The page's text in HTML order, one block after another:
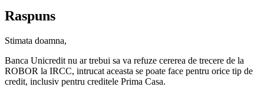
Raspuns
Stimata doamna,
Banca Unicredit nu ar trebui sa va refuze cererea de trecere de la
ROBOR la IRCC, intrucat aceasta se poate face pentru orice tip de
credit, inclusiv pentru creditele Prima Casa.